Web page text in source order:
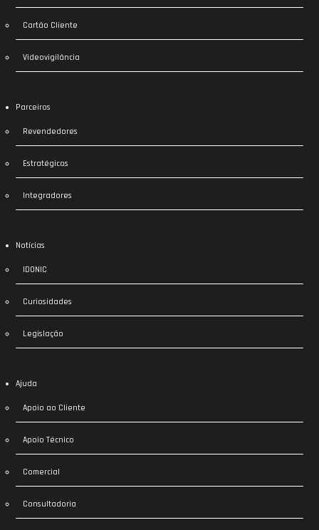
Cartão Cliente
Videovigilância
Parceiros
Revendedores
Estratégicos
Integradores
Notícias
IDONIC
Curiosidades
Legislação
Ajuda
Apoio ao Cliente
Apoio Técnico
Comercial
Consultadoria